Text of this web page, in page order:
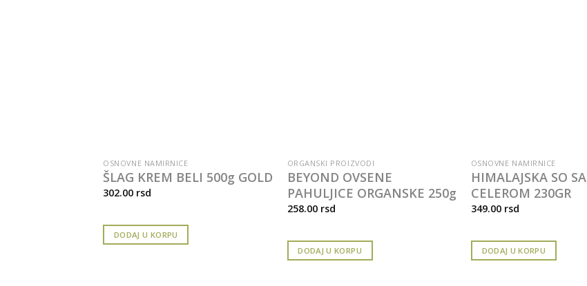
OSNOVNE NAMIRNICE
ŠLAG KREM BELI 500g GOLD
302.00 rsd
DODAJ U KORPU
ORGANSKI PROIZVODI
BEYOND OVSENE
PAHULJICE ORGANSKE 250g
258.00 rsd
DODAJ U KORPU
OSNOVNE NAMIRNICE
HIMALAJSKA SO SA
CELEROM 230GR
349.00 rsd
DODAJ U KORPU